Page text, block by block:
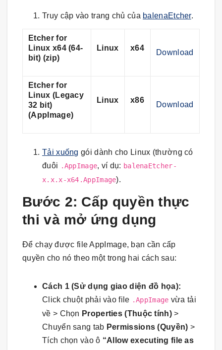
Truy cập vào trang chủ của balenaEtcher.
Etcher for
Linux x64 (64-
bit) (zip)
Linux x64
Download
Etcher for
Linux (Legacy
32 bit)
(AppImage)
Linux x86
Download
Tải xuống gói dành cho Linux (thường có
đuôi .AppImage, ví dụ: balenaEtcher-
x.x.x-x64.AppImage).
Bước 2: Cấp quyền thực
thi và mở ứng dụng
Để chạy được file AppImage, bạn cần cấp
quyền cho nó theo một trong hai cách sau:
Cách 1 (Sử dụng giao diện đồ họa):
Click chuột phải vào file .AppImage vừa tải
về > Chọn Properties (Thuộc tính)>
Chuyển sang tab Permissions (Quyền) >
Tích chọn vào ô “Allow executing file as